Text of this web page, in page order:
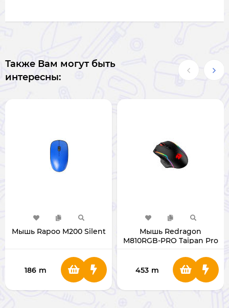
Также Вам могут быть
интересны:
Мышь Rapoo M200 Silent
186 m
Мышь Redragon
M810RGB-PRO Taipan Pro
453 m